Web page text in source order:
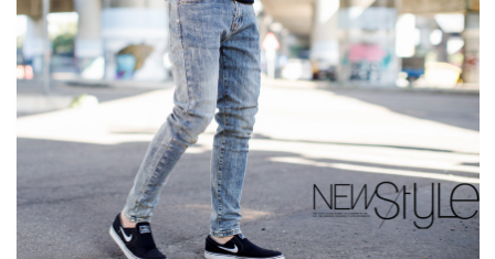
１．於結帳方式選擇「AFTEE先享後付」後，將跳轉至「AFTEE先享後付」
結帳頁面，進行簡訊認證並確認金額後，即可完成結帳。
２．訂單成立數日內，您將收到繳費通知簡訊。
３．收到繳費通知簡訊後14天內，點擊此簡訊中的連結，可透過四大超商／
ATM／網路銀行／等多元方式進行付款，方視為交易完成。
※ 請注意：結帳手續完成當下不需立刻繳費，但若您需要取消訂單，請聯絡
購買商品的店家。未經商家同意取消之訂單仍視為有效，需透過AFTEE先享
後付繳納相關費用。
※ 交易是否成功請以「AFTEE先享後付 」之結帳頁面顯示為準，若有關於
是否繳費成功／繳費後需取消欲退款等相關疑問，請聯繫「AFTEE先享後付
客戶支援中心」
https://netprotections.freshdesk.com/support/home
【注意事項】
先付款後全家取貨
每筆NT$80，滿NT$1,800(含以上)免運費
7-11付款取貨
每筆NT$80，滿NT$1,800(含以上)免運費
先付款後7-11取貨
每筆NT$80，滿NT$1,800(含以上)免運費
宅配